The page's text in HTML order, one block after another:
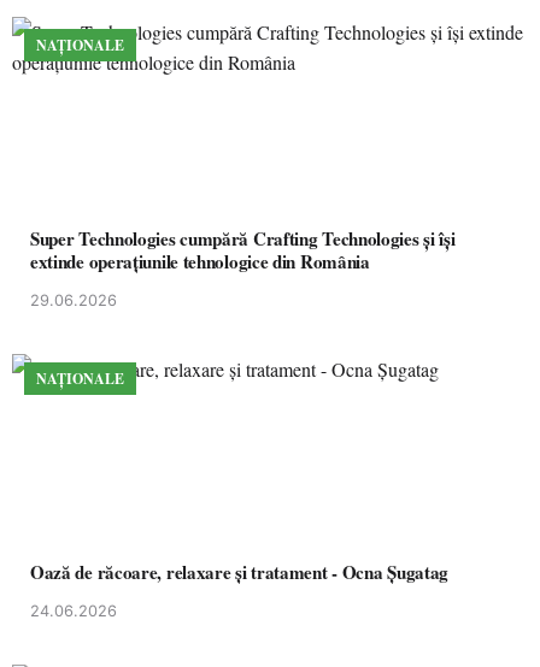
NAȚIONALE
Super Technologies cumpără Crafting Technologies și își
extinde operațiunile tehnologice din România
29.06.2026
NAȚIONALE
Oază de răcoare, relaxare și tratament - Ocna Șugatag
24.06.2026